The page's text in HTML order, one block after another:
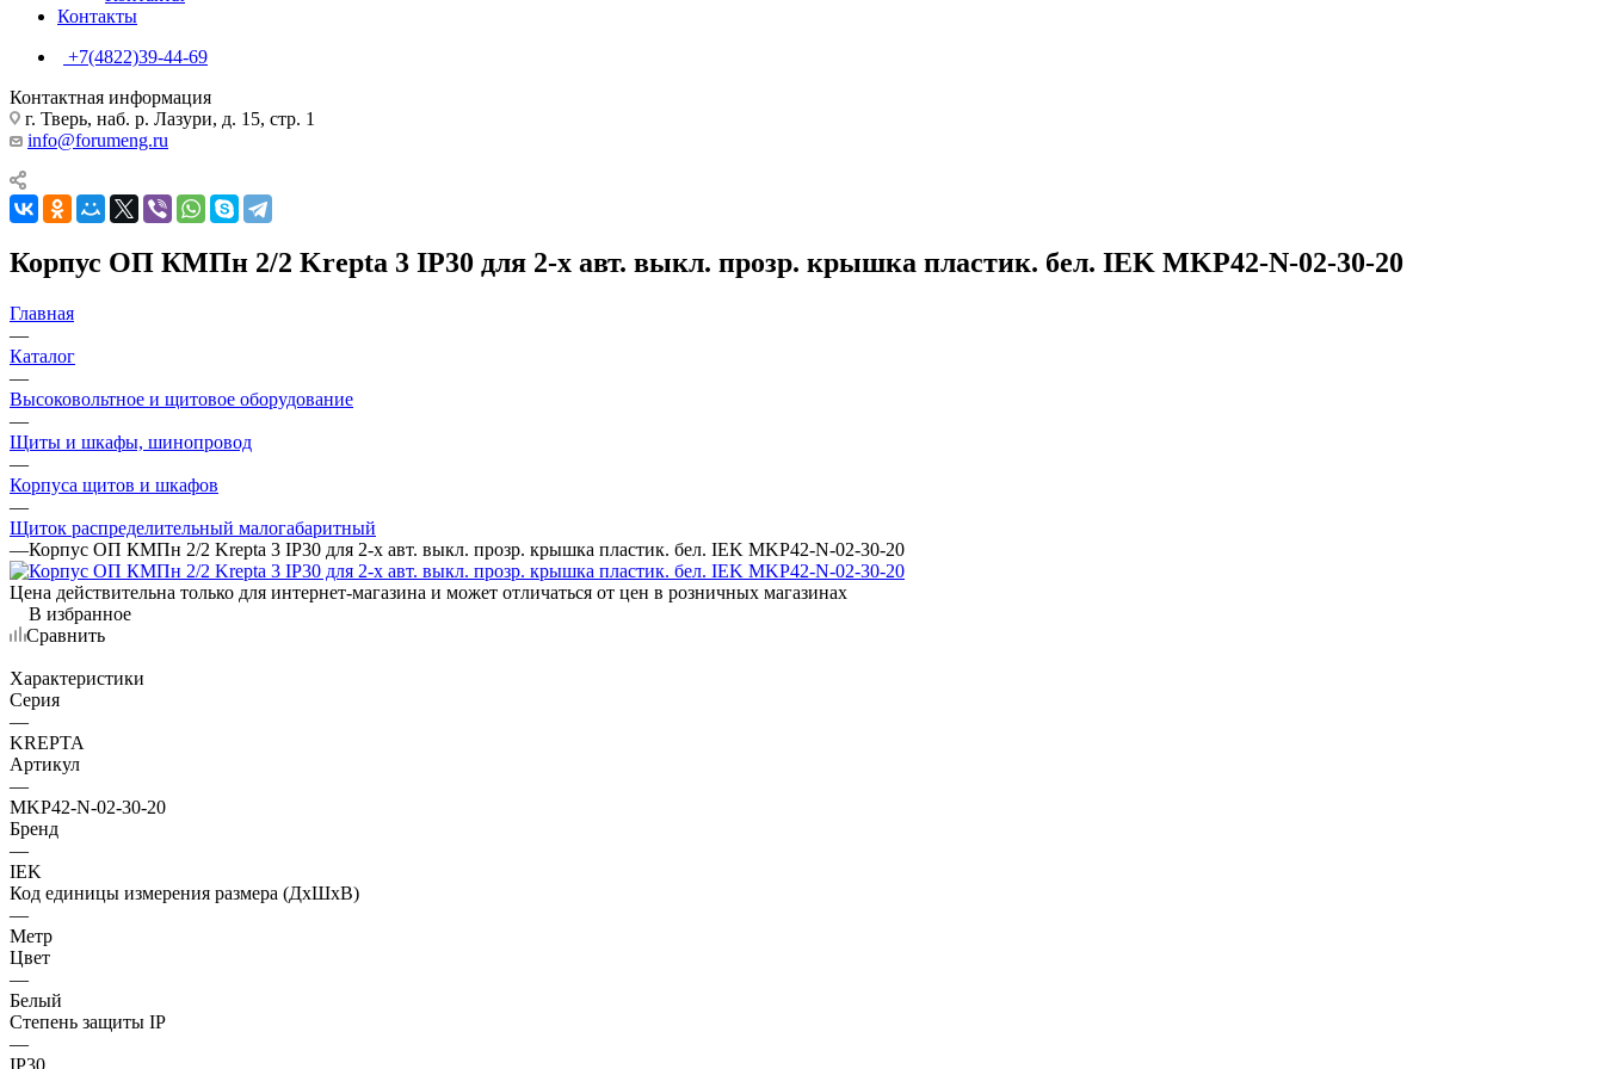
Контакты
+7(4822)39-44-69
Контактная информация
г. Тверь, наб. р. Лазури, д. 15, стр. 1
info@forumeng.ru
Корпус ОП КМПн 2/2 Krepta 3 IP30 для 2-х авт. выкл. прозр. крышка пластик. бел. IEK MKP42-N-02-30-20
Главная
—
Каталог
—
Высоковольтное и щитовое оборудование
—
Щиты и шкафы, шинопровод
—
Корпуса щитов и шкафов
—
Щиток распределительный малогабаритный
—Корпус ОП КМПн 2/2 Krepta 3 IP30 для 2-х авт. выкл. прозр. крышка пластик. бел. IEK MKP42-N-02-30-20
Цена действительна только для интернет-магазина и может отличаться от цен в розничных магазинах
В избранное
Сравнить
Характеристики
Серия
—
KREPTA
Артикул
—
MKP42-N-02-30-20
Бренд
—
IEK
Код единицы измерения размера (ДхШхВ)
—
Метр
Цвет
—
Белый
Степень защиты IP
—
IP30